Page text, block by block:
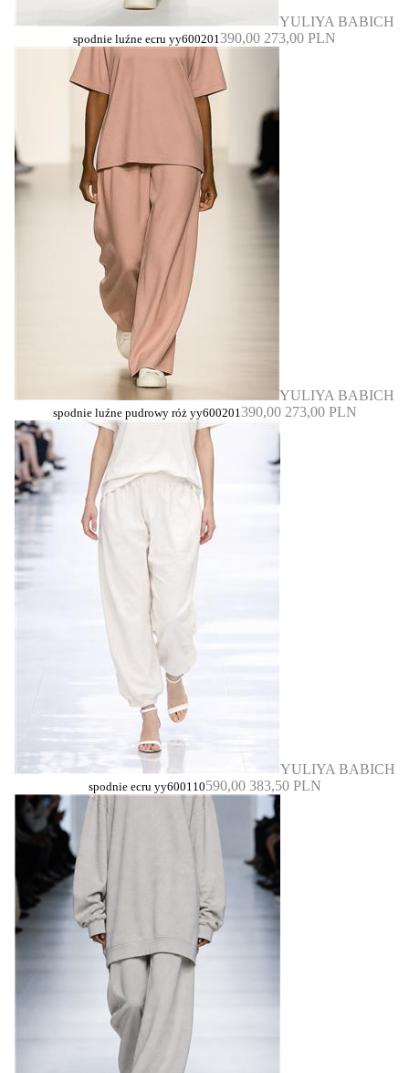
YULIYA BABICH
spodnie luźne ecru yy600201390,00 273,00 PLN
YULIYA BABICH
spodnie luźne pudrowy róż yy600201390,00 273,00 PLN
YULIYA BABICH
spodnie ecru yy600110590,00 383,50 PLN